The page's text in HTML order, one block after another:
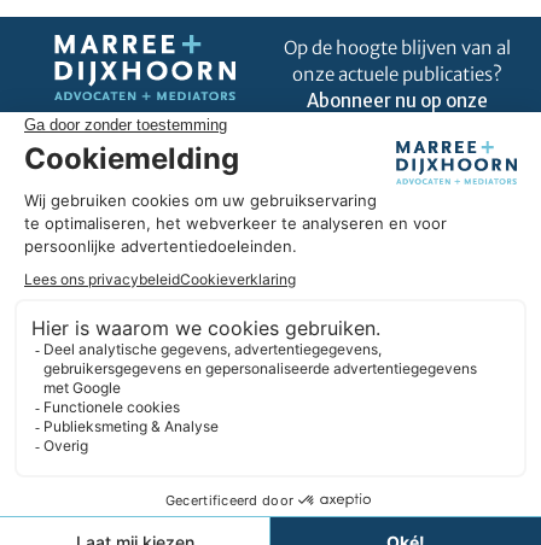
Op de hoogte blijven van al
onze actuele publicaties?
Abonneer nu op onze
Uitblinken in úw business
blinken in úw business. Wij hebben hart voor ondernemers en
we geloven in duurzame partnerships. Daarbij denken we
liever in oplossingen dan in belemmeringen. En we blijven
Expertises